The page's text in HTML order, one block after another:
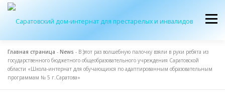
Перейти
содержимому
Меню
ОБ УЧРЕЖДЕНИИ ЭКСКУРСИЯ ПРИЕМ
Главная страница - News - В этот раз волшебную палочку взяли в руки ребята из
государственного бюджетного общеобразовательного учреждения Саратовской
области «Школа-интернат для обучающихся по адаптированным образовательным
программам № 5 г.Саратова»